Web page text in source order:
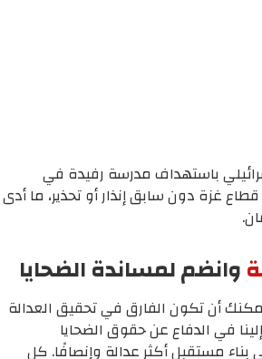
باستهداف مدرسة رفيدة في
غزة دون سابق إنذار أو تحذير، ما أدى
وانضم لمساندة الضحايا
أن تكون الفارق في تحقيق العدالة
في الدفاع عن حقوق الضحايا
مستقبل أكثر عدالة وإنصافًا. كل